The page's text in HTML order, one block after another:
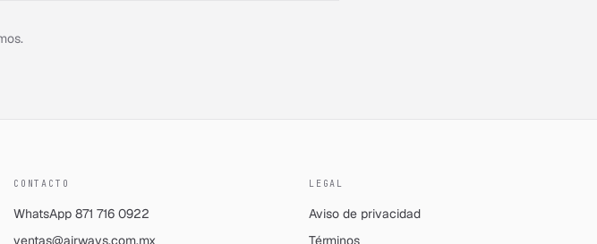
CONTACTO
WhatsApp 871 716 0922
ventas@airways.com.mx
LEGAL
Aviso de privacidad
Términos